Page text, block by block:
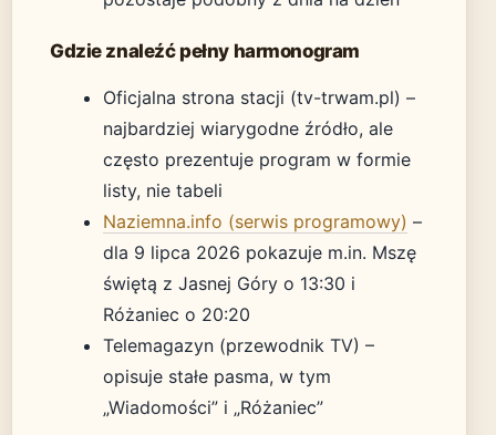
Gdzie znaleźć pełny harmonogram
Oficjalna strona stacji (tv-trwam.pl) –
najbardziej wiarygodne źródło, ale
często prezentuje program w formie
listy, nie tabeli
Naziemna.info (serwis programowy) –
dla 9 lipca 2026 pokazuje m.in. Mszę
świętą z Jasnej Góry o 13:30 i
Różaniec o 20:20
Telemagazyn (przewodnik TV) –
opisuje stałe pasma, w tym
„Wiadomości” i „Różaniec”